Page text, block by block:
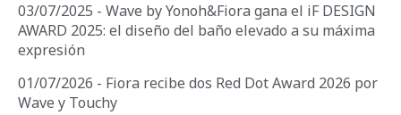
03/07/2025 - Wave by Yonoh&Fiora gana el iF DESIGN
AWARD 2025: el diseño del baño elevado a su máxima
expresión
01/07/2026 - Fiora recibe dos Red Dot Award 2026 por
Wave y Touchy